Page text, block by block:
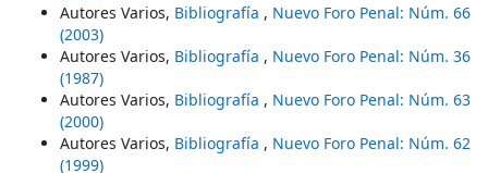
Autores Varios, Bibliografía , Nuevo Foro Penal: Núm. 66
(2003)
Autores Varios, Bibliografía , Nuevo Foro Penal: Núm. 36
(1987)
Autores Varios, Bibliografía , Nuevo Foro Penal: Núm. 63
(2000)
Autores Varios, Bibliografía , Nuevo Foro Penal: Núm. 62
(1999)